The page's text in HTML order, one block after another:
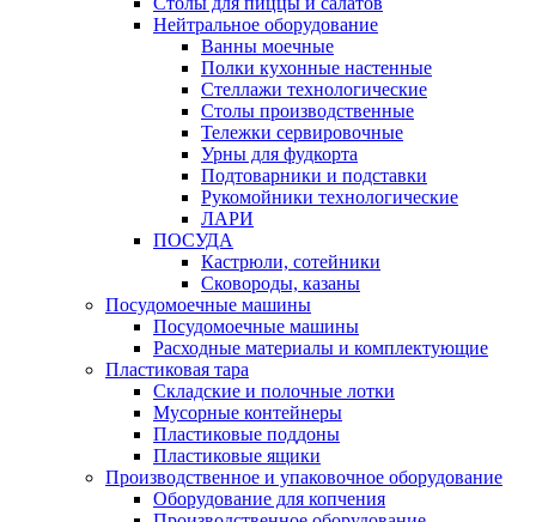
Нейтральное оборудование
Ванны моечные
Полки кухонные настенные
Стеллажи технологические
Столы производственные
Тележки сервировочные
Урны для фудкорта
Подтоварники и подставки
Рукомойники технологические
ЛАРИ
ПОСУДА
Кастрюли, сотейники
Сковороды, казаны
Посудомоечные машины
Посудомоечные машины
Расходные материалы и комплектующие
Пластиковая тара
Складские и полочные лотки
Мусорные контейнеры
Пластиковые поддоны
Пластиковые ящики
Производственное и упаковочное оборудование
Оборудование для копчения